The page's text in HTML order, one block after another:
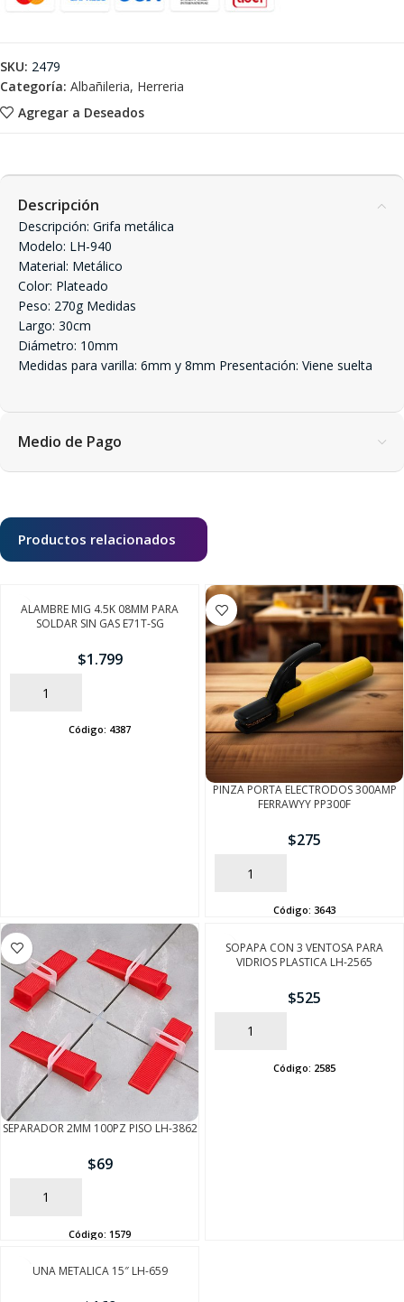
Agregar a Deseados
SKU: 2479
Categoría: Albañileria, Herreria
Descripción
Descripción: Grifa metálica
Modelo: LH-940
Material: Metálico
Color: Plateado
Peso: 270g Medidas
Largo: 30cm
Diámetro: 10mm
Medidas para varilla: 6mm y 8mm Presentación: Viene suelta
Medio de Pago
Productos relacionados
ALAMBRE MIG 4.5K 08MM PARA
SOLDAR SIN GAS E71T-SG
$1.799
AÑADIR
Código: 4387
PINZA PORTA ELECTRODOS 300AMP
FERRAWYY PP300F
$275
AÑADIR
Código: 3643
SEPARADOR 2MM 100PZ PISO LH-3862
$69
AÑADIR
Código: 1579
SOPAPA CON 3 VENTOSA PARA
VIDRIOS PLASTICA LH-2565
$525
AÑADIR
Código: 2585
UNA METALICA 15″ LH-659